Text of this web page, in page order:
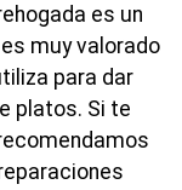
es un
muy valorado
para dar
platos. Si te